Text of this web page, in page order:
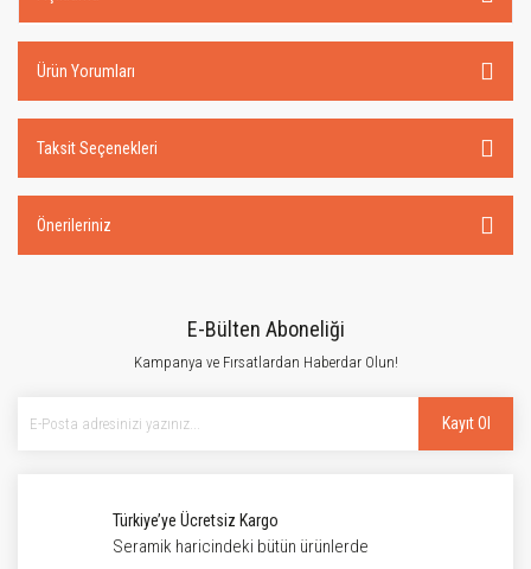
Ürün Yorumları
Taksit Seçenekleri
Önerileriniz
E-Bülten Aboneliği
Kampanya ve Fırsatlardan Haberdar Olun!
Kayıt Ol
Türkiye’ye Ücretsiz Kargo
Seramik haricindeki bütün ürünlerde